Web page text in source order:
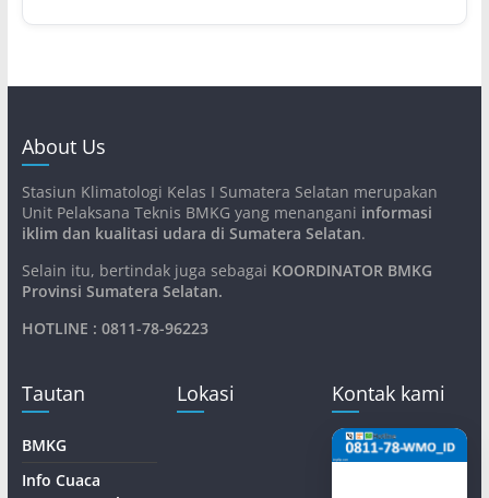
About Us
Stasiun Klimatologi Kelas I Sumatera Selatan merupakan
Unit Pelaksana Teknis BMKG yang menangani informasi
iklim dan kualitasi udara di Sumatera Selatan.
Selain itu, bertindak juga sebagai KOORDINATOR BMKG
Provinsi Sumatera Selatan.
HOTLINE : 0811-78-96223
Tautan
BMKG
Info Cuaca
Lokasi Kontak kami